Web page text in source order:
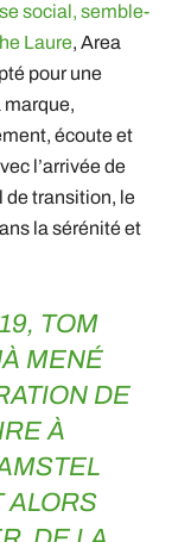
social, semble-
Laure, Area
pour une
écoute et
l’arrivée de
transition, le
la sérénité et
TOM
MENÉ
DE
À
ALORS